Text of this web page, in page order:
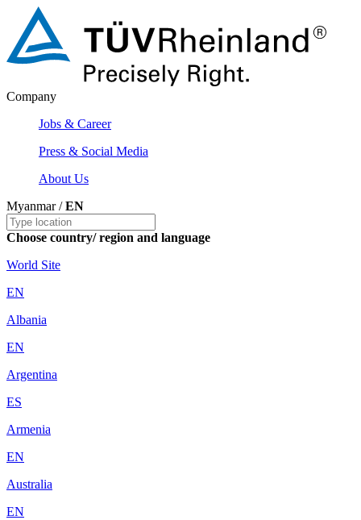
Company
Jobs & Career
Press & Social Media
About Us
Myanmar /EN
Choose country/ region and language
World Site
EN
Albania
EN
Argentina
ES
Armenia
EN
Australia
EN